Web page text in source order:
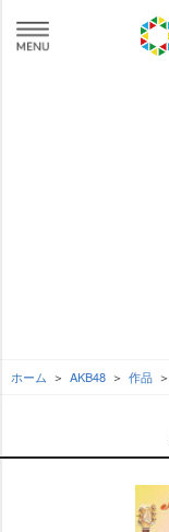
ホーム AKB48 作品